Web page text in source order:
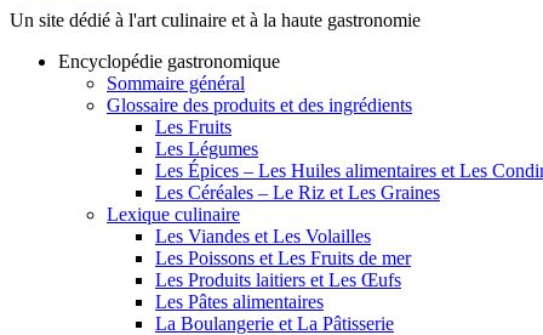
Un site dédié à l'art culinaire et à la haute gastronomie
Encyclopédie gastronomique
Sommaire général
Glossaire des produits et des ingrédients
Les Fruits
Les Légumes
Les Épices – Les Huiles alimentaires et Les
Les Céréales – Le Riz et Les Graines
Lexique culinaire
Les Viandes et Les Volailles
Les Poissons et Les Fruits de mer
Les Produits laitiers et Les Œufs
Les Pâtes alimentaires
La Boulangerie et La Pâtisserie